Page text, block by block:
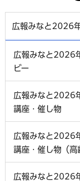
広報みなと2026
広報みなと2026
ビー
広報みなと
講座・催し物
広報みなと
講座・催し物（高
広報みなと